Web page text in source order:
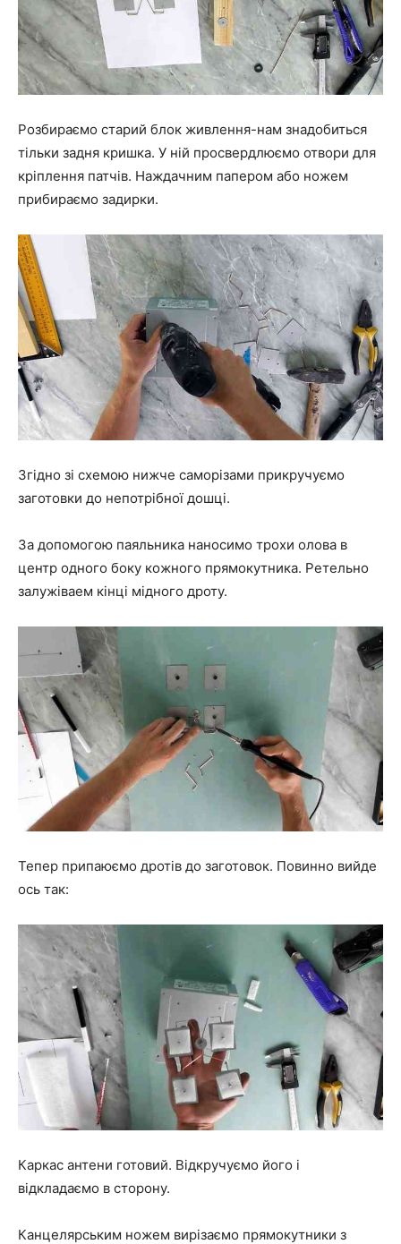
Розбираємо старий блок живлення-нам знадобиться
тільки задня кришка. У ній просвердлюємо отвори для
кріплення патчів. Наждачним папером або ножем
прибираємо задирки.
Згідно зі схемою нижче саморізами прикручуємо
заготовки до непотрібної дошці.
За допомогою паяльника наносимо трохи олова в
центр одного боку кожного прямокутника. Ретельно
залужіваем кінці мідного дроту.
Тепер припаюємо дротів до заготовок. Повинно вийде
ось так:
Каркас антени готовий. Відкручуємо його і
відкладаємо в сторону.
Канцелярським ножем вирізаємо прямокутники з